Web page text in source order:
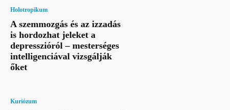
Holotropikum
A szemmozgás és az izzadás
is hordozhat jeleket a
depresszióról – mesterséges
intelligenciával vizsgálják
őket
Kuriózum